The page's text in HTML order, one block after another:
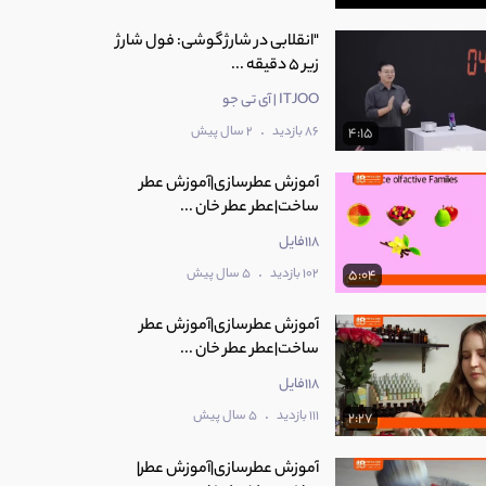
4:15
"انقلابی در شارژ گوشی: فول شارژ
زیر 5 دقیقه ...
ITJOO | آی تی جو
86 بازدید . 2 سال پیش
5:04
آموزش عطرسازی|آموزش عطر
ساخت|عطر عطر خان ...
118فایل
102 بازدید . 5 سال پیش
2:27
آموزش عطرسازی|آموزش عطر
ساخت|عطر عطر خان ...
118فایل
111 بازدید . 5 سال پیش
آموزش عطرسازی|آموزش عطر|